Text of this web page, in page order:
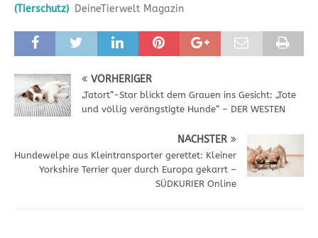
(Tierschutz) DeineTierwelt Magazin
VORHERIGER
„Tatort“-Star blickt dem Grauen ins Gesicht: „Tote
und völlig verängstigte Hunde“ – DER WESTEN
NÄCHSTER
Hundewelpe aus Kleintransporter gerettet: Kleiner
Yorkshire Terrier quer durch Europa gekarrt –
SÜDKURIER Online